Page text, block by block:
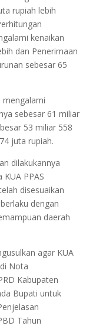
rupiah lebih
kenaikan
dan Penerimaan
sebesar 65
mengalami
sebesar 61 miliar
53 miliar 558
juta rupiah.
dilakukannya
PPAS
disesuaikan
dengan
daerah
agar KUA
Nota
Kabupaten
Bupati untuk
Tahun